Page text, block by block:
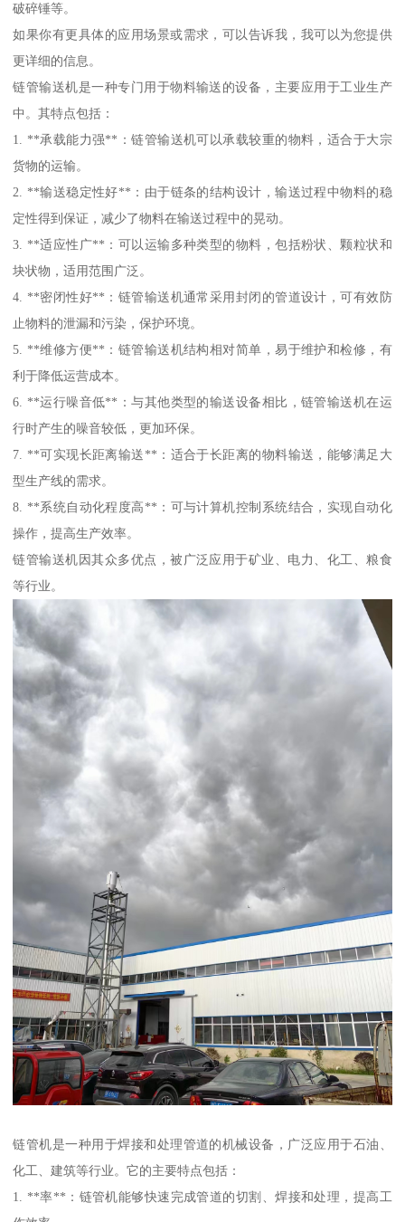
破碎锤等。
如果你有更具体的应用场景或需求，可以告诉我，我可以为您提供
更详细的信息。
链管输送机是一种专门用于物料输送的设备，主要应用于工业生产
中。其特点包括：
1. **承载能力强**：链管输送机可以承载较重的物料，适合于大宗
货物的运输。
2. **输送稳定性好**：由于链条的结构设计，输送过程中物料的稳
定性得到保证，减少了物料在输送过程中的晃动。
3. **适应性广**：可以运输多种类型的物料，包括粉状、颗粒状和
块状物，适用范围广泛。
4. **密闭性好**：链管输送机通常采用封闭的管道设计，可有效防
止物料的泄漏和污染，保护环境。
5. **维修方便**：链管输送机结构相对简单，易于维护和检修，有
利于降低运营成本。
6. **运行噪音低**：与其他类型的输送设备相比，链管输送机在运
行时产生的噪音较低，更加环保。
7. **可实现长距离输送**：适合于长距离的物料输送，能够满足大
型生产线的需求。
8. **系统自动化程度高**：可与计算机控制系统结合，实现自动化
操作，提高生产效率。
链管输送机因其众多优点，被广泛应用于矿业、电力、化工、粮食
等行业。
链管机是一种用于焊接和处理管道的机械设备，广泛应用于石油、
化工、建筑等行业。它的主要特点包括：
1. **率**：链管机能够快速完成管道的切割、焊接和处理，提高工